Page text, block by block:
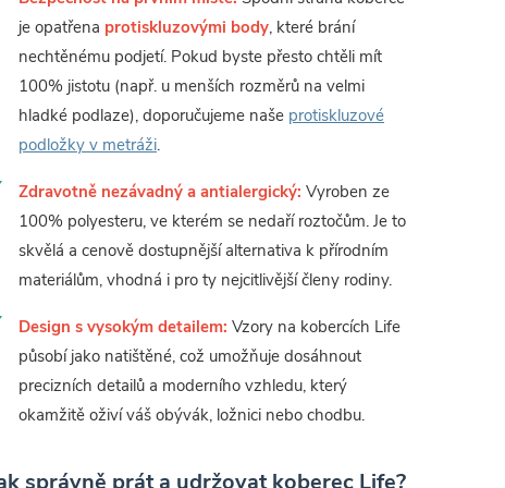
je opatřena protiskluzovými body, které brání
nechtěnému podjetí. Pokud byste přesto chtěli mít
100% jistotu (např. u menších rozměrů na velmi
hladké podlaze), doporučujeme naše protiskluzové
podložky v metráži.
Zdravotně nezávadný a antialergický: Vyroben ze
100% polyesteru, ve kterém se nedaří roztočům. Je to
skvělá a cenově dostupnější alternativa k přírodním
materiálům, vhodná i pro ty nejcitlivější členy rodiny.
Design s vysokým detailem: Vzory na kobercích Life
působí jako natištěné, což umožňuje dosáhnout
precizních detailů a moderního vzhledu, který
okamžitě oživí váš obývák, ložnici nebo chodbu.
správně prát a udržovat koberec Life?